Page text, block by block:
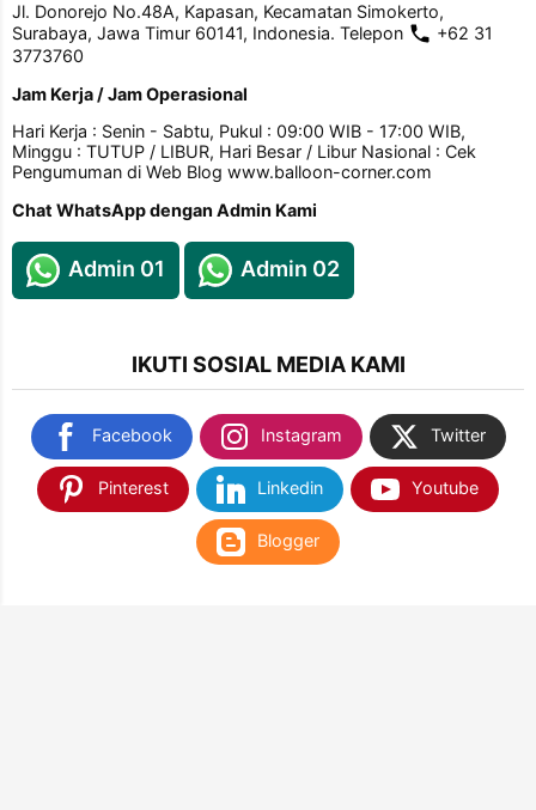
Jl. Donorejo No.48A, Kapasan, Kecamatan Simokerto,
Surabaya, Jawa Timur 60141, Indonesia. Telepon
+62 31
3773760
Jam Kerja / Jam Operasional
Hari Kerja : Senin - Sabtu, Pukul : 09:00 WIB - 17:00 WIB,
Minggu : TUTUP / LIBUR, Hari Besar / Libur Nasional : Cek
Pengumuman di Web Blog www.balloon-corner.com
Chat WhatsApp dengan Admin Kami
Admin 01 Admin 02
IKUTI SOSIAL MEDIA KAMI
Facebook Instagram Twitter
Pinterest Linkedin Youtube
Blogger